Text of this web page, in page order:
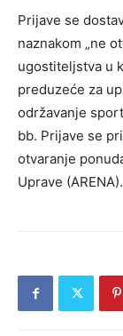
Prijave se
naznakom „ne
ugostiteljstva u
preduzeće za
održavanje
bb. Prijave se
otvaranje
Uprave (ARENA).